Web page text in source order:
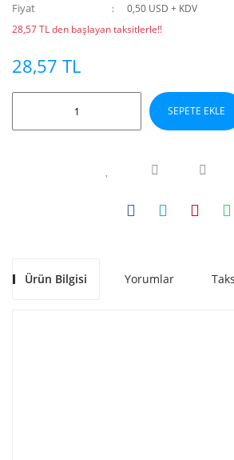
Fiyat
0,50 USD + KDV
28,57 TL den başlayan taksitlerle!!
28,57 TL
SEPETE EKLE
Ürün Bilgisi Yorumlar